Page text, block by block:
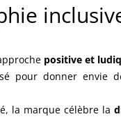
positive et
pour donner envie
la marque célèbre la